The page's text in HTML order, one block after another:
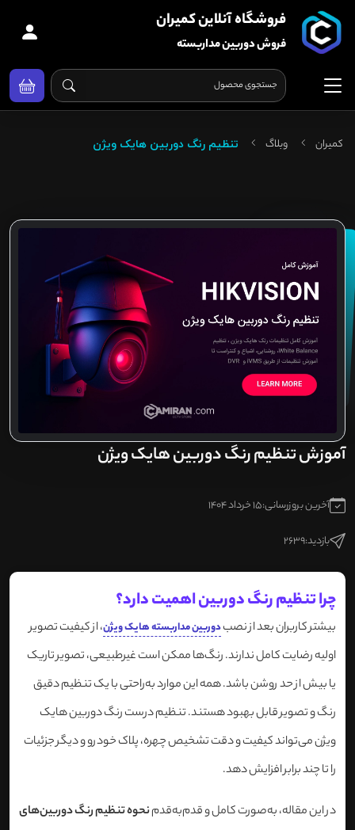
فروشگاه آنلاین کمیران
فروش دوربین مداربسته
کمیران وبلاگ تنظیم رنگ دوربین هایک ویژن
آموزش تنظیم رنگ دوربین هایک ویژن
آخرین بروزرسانی:15 خرداد 1404
بازدید:2639
چرا تنظیم رنگ دوربین اهمیت دارد؟
بیشتر کاربران بعد از نصبدوربین مداربسته هایک ویژن، از کیفیت تصویر
اولیه رضایت کامل ندارند. رنگ‌ها ممکن است غیرطبیعی، تصویر تاریک
یا بیش از حد روشن باشد. همه این موارد به‌راحتی با یک تنظیم دقیق
رنگ و تصویر قابل بهبود هستند. تنظیم درست رنگ دوربین هایک
ویژن می‌تواند کیفیت و دقت تشخیص چهره، پلاک خودرو و دیگر جزئیات
را تا چند برابر افزایش دهد.
در این مقاله، به‌صورت کامل و قدم‌به‌قدمنحوه تنظیم رنگ دوربین‌های